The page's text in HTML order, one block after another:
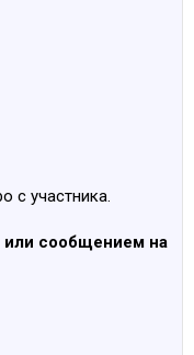
с участника.
или сообщением на